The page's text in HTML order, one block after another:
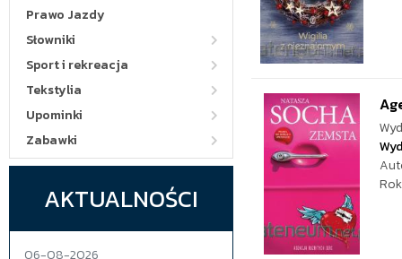
Prawo Jazdy
Słowniki
Sport i rekreacja
Tekstylia
Upominki
Zabawki
AKTUALNOŚCI
06-08-2026